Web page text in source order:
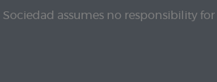
Sociedad assumes no responsibility